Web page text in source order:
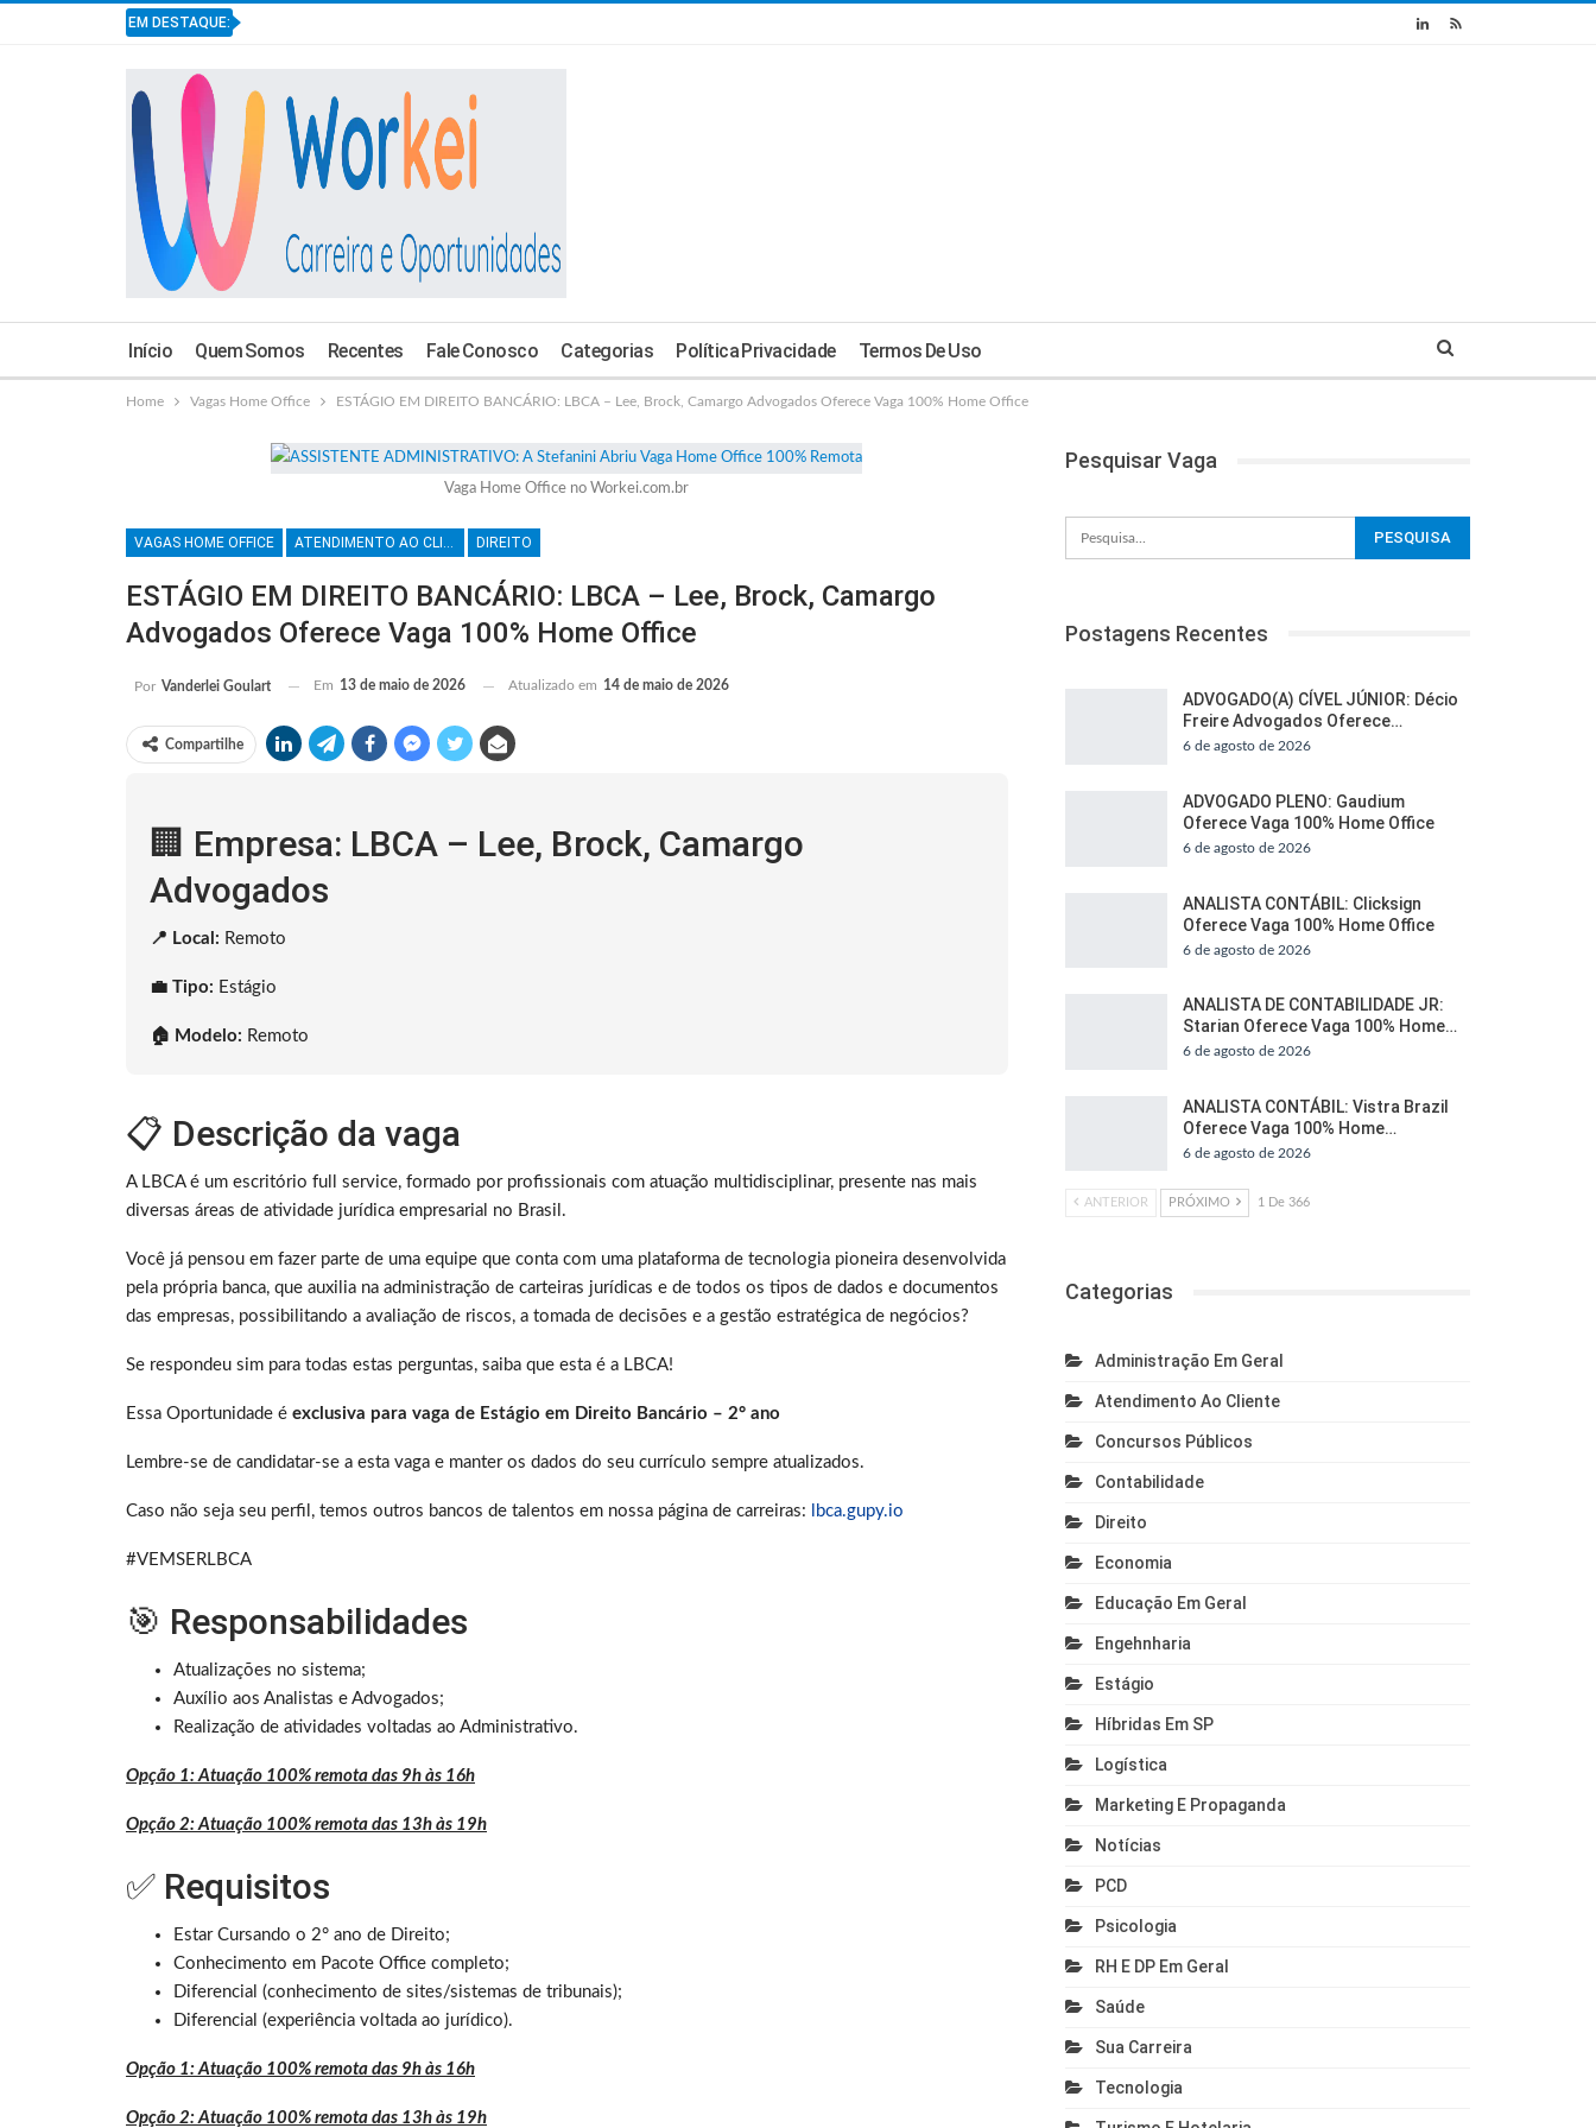
EM DESTAQUE:
Início Quem Somos Recentes Fale Conosco Categorias Política Privacidade Termos De Uso
Home Vagas Home Office ESTÁGIO EM DIREITO BANCÁRIO: LBCA – Lee, Brock, Camargo Advogados Oferece Vaga 100% Home Office
Vaga Home Office no Workei.com.br
VAGAS HOME OFFICE ATENDIMENTO AO CLIENTE DIREITO
ESTÁGIO EM DIREITO BANCÁRIO: LBCA – Lee, Brock, Camargo
Advogados Oferece Vaga 100% Home Office
Por Vanderlei Goulart Em 13 de maio de 2026 Atualizado em 14 de maio de 2026
Compartilhe
🏢 Empresa: LBCA – Lee, Brock, Camargo
Advogados
📍 Local: Remoto
💼 Tipo: Estágio
🏠 Modelo: Remoto
📋 Descrição da vaga
A LBCA é um escritório full service, formado por profissionais com atuação multidisciplinar, presente nas mais
diversas áreas de atividade jurídica empresarial no Brasil.
Você já pensou em fazer parte de uma equipe que conta com uma plataforma de tecnologia pioneira desenvolvida
pela própria banca, que auxilia na administração de carteiras jurídicas e de todos os tipos de dados e documentos
das empresas, possibilitando a avaliação de riscos, a tomada de decisões e a gestão estratégica de negócios?
Se respondeu sim para todas estas perguntas, saiba que esta é a LBCA!
Essa Oportunidade é exclusiva para vaga de Estágio em Direito Bancário – 2° ano
Lembre-se de candidatar-se a esta vaga e manter os dados do seu currículo sempre atualizados.
Caso não seja seu perfil, temos outros bancos de talentos em nossa página de carreiras: lbca.gupy.io
#VEMSERLBCA
🎯 Responsabilidades
Atualizações no sistema;
Auxílio aos Analistas e Advogados;
Realização de atividades voltadas ao Administrativo.
Opção 1: Atuação 100% remota das 9h às 16h
Opção 2: Atuação 100% remota das 13h às 19h
✅ Requisitos
Estar Cursando o 2° ano de Direito;
Conhecimento em Pacote Office completo;
Diferencial (conhecimento de sites/sistemas de tribunais);
Diferencial (experiência voltada ao jurídico).
Opção 1: Atuação 100% remota das 9h às 16h
Opção 2: Atuação 100% remota das 13h às 19h
Pesquisar Vaga
Postagens Recentes
ADVOGADO(A) CÍVEL JÚNIOR: Décio
Freire Advogados Oferece…
6 de agosto de 2026
ADVOGADO PLENO: Gaudium
Oferece Vaga 100% Home Office
6 de agosto de 2026
ANALISTA CONTÁBIL: Clicksign
Oferece Vaga 100% Home Office
6 de agosto de 2026
ANALISTA DE CONTABILIDADE JR:
Starian Oferece Vaga 100% Home…
6 de agosto de 2026
ANALISTA CONTÁBIL: Vistra Brazil
Oferece Vaga 100% Home…
6 de agosto de 2026
ANTERIOR PRÓXIMO 1 De 366
Categorias
Administração Em Geral
Atendimento Ao Cliente
Concursos Públicos
Contabilidade
Direito
Economia
Educação Em Geral
Engehnharia
Estágio
Híbridas Em SP
Logística
Marketing E Propaganda
Notícias
PCD
Psicologia
RH E DP Em Geral
Saúde
Sua Carreira
Tecnologia